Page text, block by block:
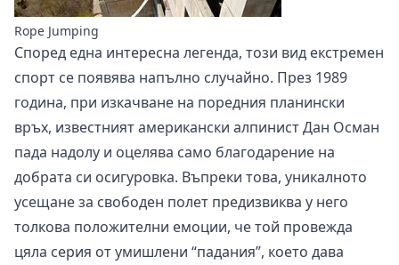
Rope Jumping
Според една интересна легенда, този вид екстремен
спорт се появява напълно случайно. През 1989
година, при изкачване на поредния планински
връх, известният американски алпинист Дан Осман
пада надолу и оцелява само благодарение на
добрата си осигуровка. Въпреки това, уникалното
усещане за свободен полет предизвиква у него
толкова положителни емоции, че той провежда
цяла серия от умишлени “падания”, което дава